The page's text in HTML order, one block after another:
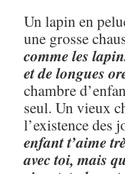
Un lapin en
une grosse
comme les
et de longues
chambre
seul. Un vieux
l’existence des
enfant t’aime
avec toi, mais